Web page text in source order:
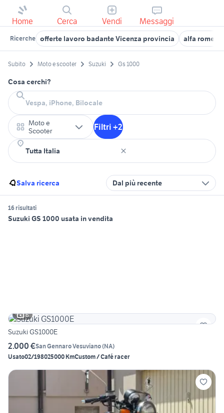
Home Cerca Vendi Messaggi
Ricerche offerte lavoro badante Vicenza provincia alfa romeo
Subito Moto e scooter Suzuki Gs 1000
Cosa cerchi?
Moto e
Scooter
Filtri +2
Salva ricerca Dal più recente
16 risultati
Suzuki GS 1000 usata in vendita
6
Suzuki GS1000E
2.000 €San Gennaro Vesuviano(NA)
Usato02/198025000 KmCustom / Café racer